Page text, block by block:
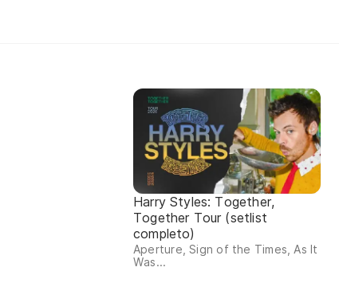
Harry Styles: Together,
Together Tour (setlist
completo)
Aperture, Sign of the Times, As It
Was...